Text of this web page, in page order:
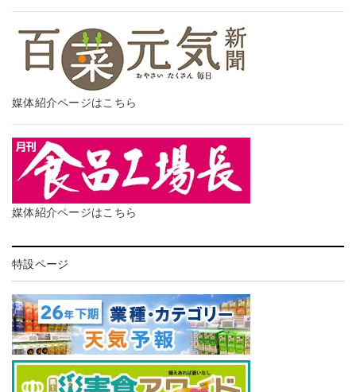
媒体紹介ページはこちら
媒体紹介ページはこちら
特設ページ